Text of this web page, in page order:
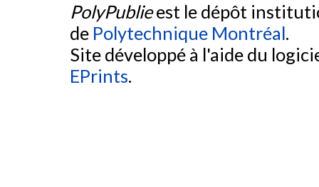
PolyPublieest le dépôt
de Polytechnique Montréal.
Site développé à l'aide du
EPrints.